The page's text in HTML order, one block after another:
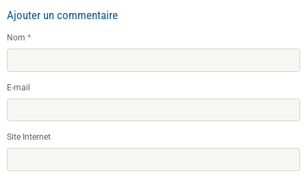
Ajouter un commentaire
Nom
E-mail
Site Internet